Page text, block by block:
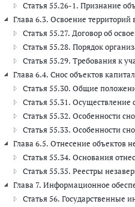
Статья 55.26-1. Признание
Глава 6.3. Освоение территорий
Статья 55.27. Договор об
Статья 55.28. Порядок
Статья 55.29. Требования к
Глава 6.4. Снос объектов
Статья 55.30. Общие
Статья 55.31. Осуществление
Статья 55.32. Особенности
Статья 55.33. Особенности
Глава 6.5. Отнесение объектов
Статья 55.34. Основания
Статья 55.35. Реестры
Глава 7. Информационное
Статья 56. Государственные